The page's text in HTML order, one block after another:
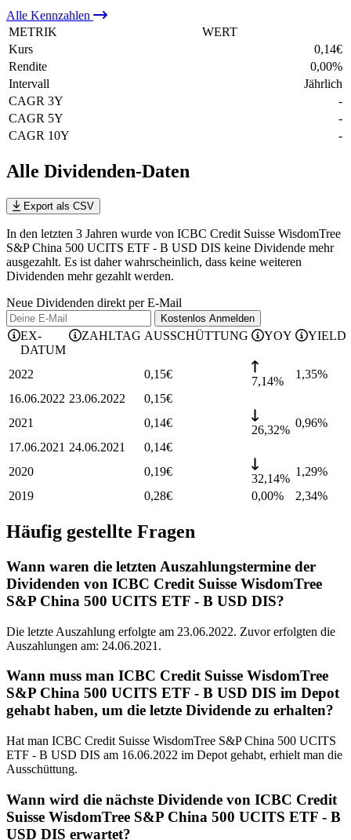
Alle Kennzahlen
METRIK
WERT
Kurs
0,14€
Rendite
0,00%
Intervall
Jährlich
CAGR 3Y
-
CAGR 5Y
-
CAGR 10Y
-
Alle Dividenden-Daten
Export als CSV
In den letzten 3 Jahren wurde von ICBC Credit Suisse WisdomTree
S&P China 500 UCITS ETF - B USD DIS keine Dividende mehr
ausgezahlt. Es ist daher wahrscheinlich, dass keine weiteren
Dividenden mehr gezahlt werden.
Neue Dividenden direkt per E-Mail
Kostenlos Anmelden
EX-
DATUM
ZAHLTAG AUSSCHÜTTUNG YOY YIELD
2022 0,15€
7,14%
1,35%
16.06.2022 23.06.2022 0,15€
2021
0,14€
26,32%
0,96%
17.06.2021 24.06.2021 0,14€
2020
0,19€
32,14%
1,29%
2019
0,28€ 0,00% 2,34%
Häufig gestellte Fragen
Wann waren die letzten Auszahlungstermine der
Dividenden von ICBC Credit Suisse WisdomTree
S&P China 500 UCITS ETF - B USD DIS?
Die letzte Auszahlung erfolgte am 23.06.2022. Zuvor erfolgten die
Auszahlungen am: 24.06.2021.
Wann muss man ICBC Credit Suisse WisdomTree
S&P China 500 UCITS ETF - B USD DIS im Depot
gehabt haben, um die letzte Dividende zu erhalten?
Hat man ICBC Credit Suisse WisdomTree S&P China 500 UCITS
ETF - B USD DIS am 16.06.2022 im Depot gehabt, erhielt man die
Ausschüttung.
Wann wird die nächste Dividende von ICBC Credit
Suisse WisdomTree S&P China 500 UCITS ETF - B
USD DIS erwartet?